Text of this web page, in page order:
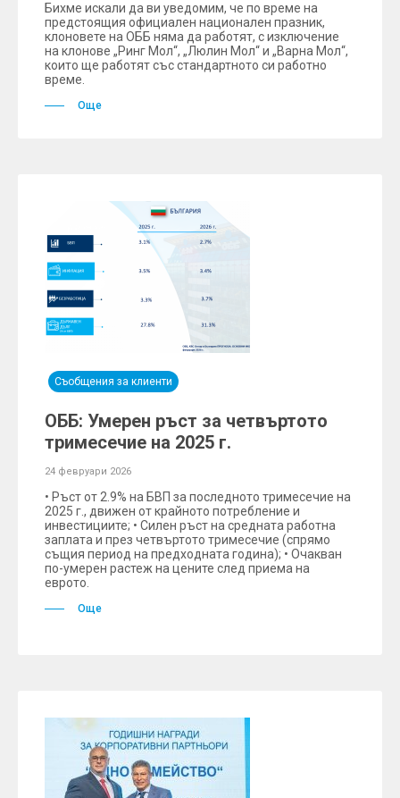
Бихме искали да ви уведомим, че по време на
предстоящия официален национален празник,
клоновете на ОББ няма да работят, с изключение
на клонове „Ринг Мол“, „Люлин Мол“ и „Варна Мол“,
които ще работят със стандартното си работно
време.
Още
Съобщения за клиенти
ОББ: Умерен ръст за четвъртото
тримесечие на 2025 г.
24 февруари 2026
• Ръст от 2.9% на БВП за последното тримесечие на
2025 г., движен от крайното потребление и
инвестициите; • Силен ръст на средната работна
заплата и през четвъртото тримесечие (спрямо
същия период на предходната година); • Очакван
по-умерен растеж на цените след приема на
еврото.
Още